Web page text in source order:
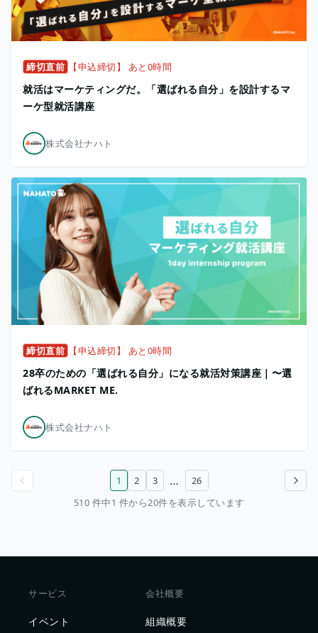
締切直前 【申込締切】 あと0時間
就活はマーケティングだ。「選ばれる自分」を設計するマ
ーケ型就活講座
株式会社ナハト
締切直前 【申込締切】 あと0時間
28卒のための「選ばれる自分」になる就活対策講座｜〜選
ばれるMARKET ME.
株式会社ナハト
次のページ
1 2 3 …
26
510 件中1 件から20件を表示しています
サービス
イベント
会社概要
組織概要